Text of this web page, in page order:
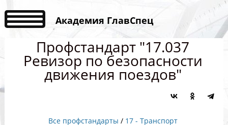
Академия ГлавСпец
Профстандарт "17.037
Ревизор по безопасности
движения поездов"
Все профстандарты / 17 - Транспорт